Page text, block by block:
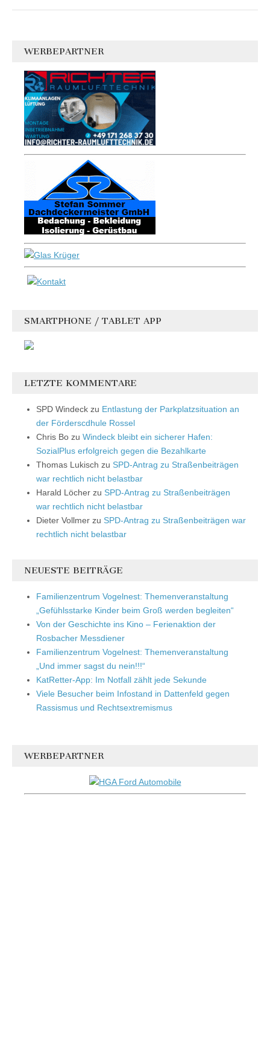
WERBEPARTNER
SMARTPHONE / TABLET APP
LETZTE KOMMENTARE
SPD Windeck zu Entlastung der Parkplatzsituation an
der Förderscdhule Rossel
Chris Bo zu Windeck bleibt ein sicherer Hafen:
SozialPlus erfolgreich gegen die Bezahlkarte
Thomas Lukisch zu SPD-Antrag zu Straßenbeiträgen
war rechtlich nicht belastbar
Harald Löcher zu SPD-Antrag zu Straßenbeiträgen
war rechtlich nicht belastbar
Dieter Vollmer zu SPD-Antrag zu Straßenbeiträgen war
rechtlich nicht belastbar
NEUESTE BEITRÄGE
Familienzentrum Vogelnest: Themenveranstaltung
„Gefühlsstarke Kinder beim Groß werden begleiten“
Von der Geschichte ins Kino – Ferienaktion der
Rosbacher Messdiener
Familienzentrum Vogelnest: Themenveranstaltung
„Und immer sagst du nein!!!“
KatRetter-App: Im Notfall zählt jede Sekunde
Viele Besucher beim Infostand in Dattenfeld gegen
Rassismus und Rechtsextremismus
WERBEPARTNER